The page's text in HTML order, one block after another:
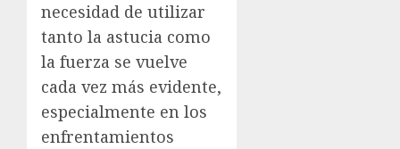
necesidad de utilizar
tanto la astucia como
la fuerza se vuelve
cada vez más evidente,
especialmente en los
enfrentamientos